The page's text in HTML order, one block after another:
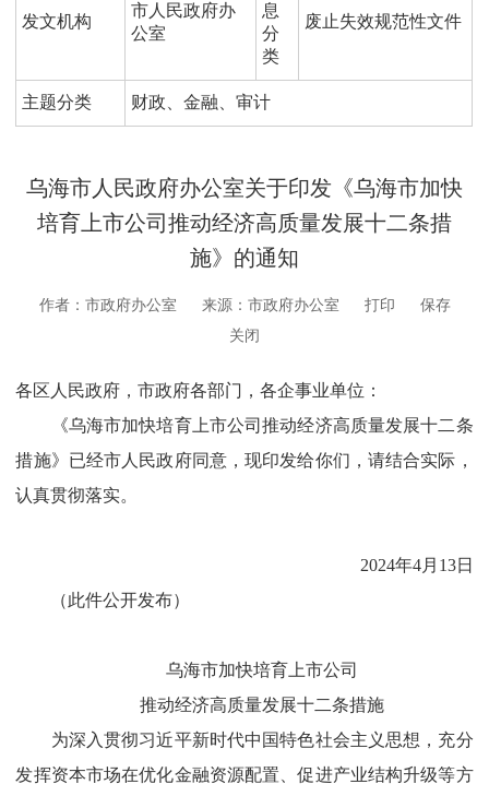
发文机构
市人民政府办
公室
息
分
类
废止失效规范性文件
主题分类 财政、金融、审计
乌海市人民政府办公室关于印发《乌海市加快
培育上市公司推动经济高质量发展十二条措
施》的通知
作者：市政府办公室 来源：市政府办公室 打印
保存
关闭
各区人民政府，市政府各部门，各企事业单位：
《乌海市加快培育上市公司推动经济高质量发展十二条
措施》已经市人民政府同意，现印发给你们，请结合实际，
认真贯彻落实。
2024年4月13日
（此件公开发布）
乌海市加快培育上市公司
推动经济高质量发展十二条措施
为深入贯彻习近平新时代中国特色社会主义思想，充分
发挥资本市场在优化金融资源配置、促进产业结构升级等方